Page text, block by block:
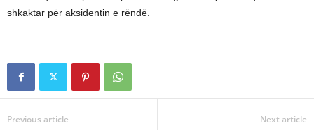
shkaktar për aksidentin e rëndë.
Previous article Next article